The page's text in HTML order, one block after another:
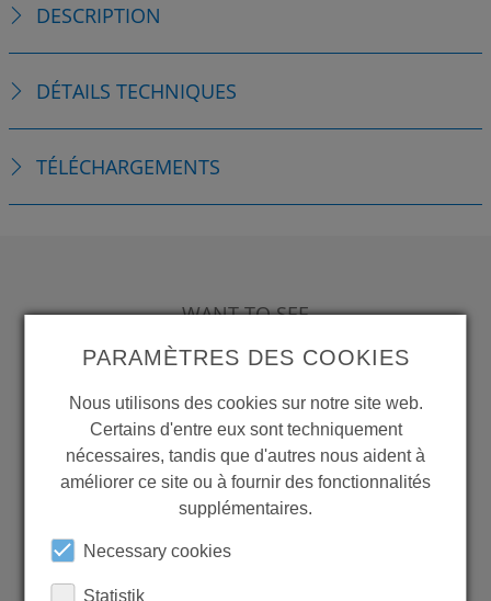
DESCRIPTION
DÉTAILS TECHNIQUES
TÉLÉCHARGEMENTS
WANT TO SEE
MORE PRODUCTS?
Back to overview
PARAMÈTRES DES COOKIES
Nous utilisons des cookies sur notre site web.
Certains d'entre eux sont techniquement
nécessaires, tandis que d'autres nous aident à
améliorer ce site ou à fournir des fonctionnalités
supplémentaires.
Necessary cookies
Statistik